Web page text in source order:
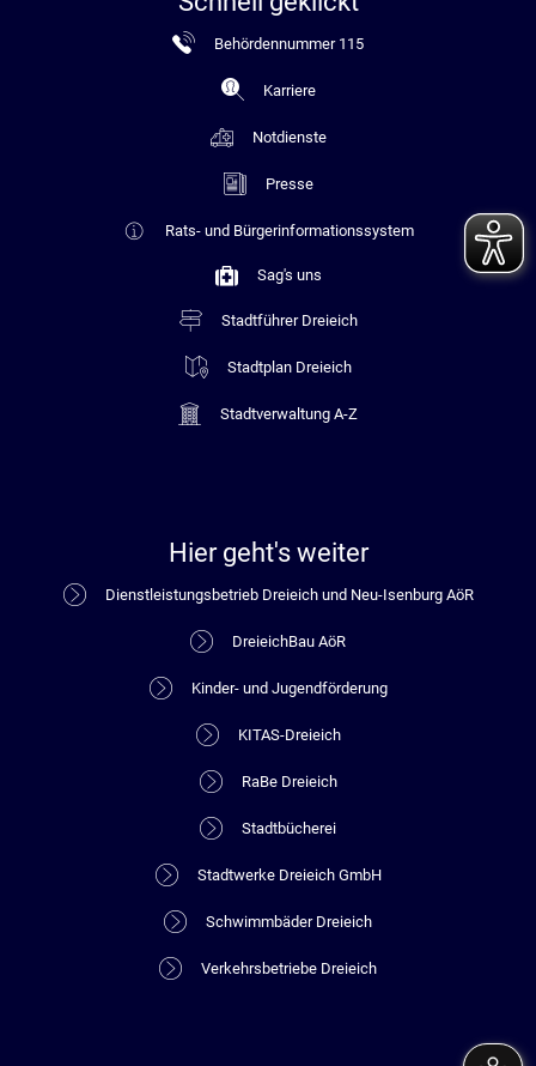
Behördennummer 115
Karriere
Notdienste
Presse
Rats- und Bürgerinformationssystem
Sag's uns
Stadtführer Dreieich
Stadtplan Dreieich
Stadtverwaltung A-Z
Hier geht's weiter
Dienstleistungsbetrieb Dreieich und Neu-Isenburg AöR
DreieichBau AöR
Kinder- und Jugendförderung
KITAS-Dreieich
RaBe Dreieich
Stadtbücherei
Stadtwerke Dreieich GmbH
Schwimmbäder Dreieich
Verkehrsbetriebe Dreieich